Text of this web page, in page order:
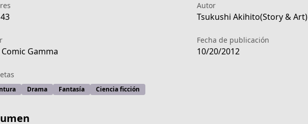
Autor
Tsukushi Akihito(Story & Art)
Gamma
Fecha de publicación
10/20/2012
Drama Fantasía Ciencia ficción